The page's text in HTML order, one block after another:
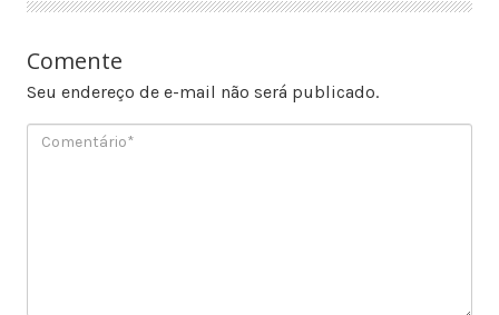
Comente
Seu endereço de e-mail não será publicado.